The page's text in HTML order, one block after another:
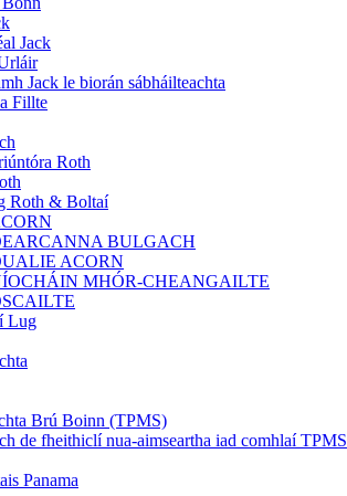
Jack
Jack le biorán sábháilteachta
Fillte
Roth
Roth & Boltaí
BULGACH
ACORN
MHÓR-CHEANGAILTE
Lug
Brú Boinn (TPMS)
de fheithiclí nua-aimseartha iad comhlaí TPMS
Panama